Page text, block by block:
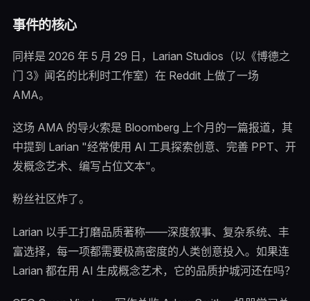
事件的核心
同样是 2026 年 5 月 29 日，Larian Studios（以《博德之
门 3》闻名的比利时工作室）在 Reddit 上做了一场
AMA。
这场 AMA 的导火索是 Bloomberg 上个月的一篇报道，其
中提到 Larian "经常使用 AI 工具探索创意、完善 PPT、开
发概念艺术、编写占位文本"。
粉丝社区炸了。
Larian 以手工打磨品质著称——深度叙事、复杂系统、丰
富选择，每一项都需要极高密度的人类创意投入。如果连
Larian 都在用 AI 生成概念艺术，它的品质护城河还在吗？